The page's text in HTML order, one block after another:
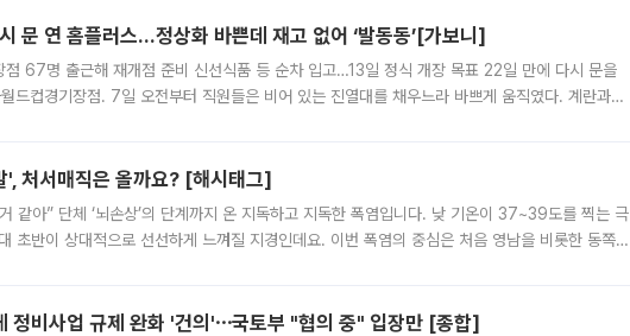
문 연 홈플러스…정상화 바쁜데 재고 없어 ‘발동동’[가보니]
점 67명 출근해 재개점 준비 신선식품 등 순차 입고…13일 정식 개장 목표 22일 만에 다시 문을
드컵경기장점. 7일 오전부터 직원들은 비어 있는 진열대를 채우느라 바쁘게 움직였다. 계란과
', 처서매직은 올까요? [해시태그]
같아” 단체 ‘뇌손상’의 단계까지 온 지독하고 지독한 폭염입니다. 낮 기온이 37~39도를 찍는 극
초반이 상대적으로 선선하게 느껴질 지경인데요. 이번 폭염의 중심은 처음 영남을 비롯한 동쪽
정비사업 규제 완화 '건의'⋯국토부 "협의 중" 입장만 [종합]